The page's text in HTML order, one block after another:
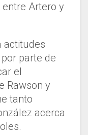
Artero y
actitudes
parte de
el
Rawson y
tanto
acerca